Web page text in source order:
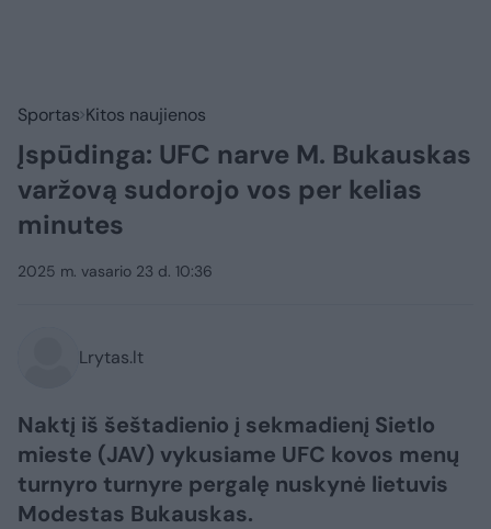
Sportas Kitos naujienos
Įspūdinga: UFC narve M. Bukauskas
varžovą sudorojo vos per kelias
minutes
2025 m. vasario 23 d. 10:36
Lrytas.lt
Naktį iš šeštadienio į sekmadienį Sietlo
mieste (JAV) vykusiame UFC kovos menų
turnyro turnyre pergalę nuskynė lietuvis
Modestas Bukauskas.